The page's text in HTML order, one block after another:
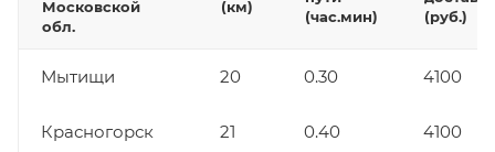
Московской
обл.
(км)
(час.мин)
(руб.)
Мытищи 20 0.30 4100
Красногорск 21 0.40 4100